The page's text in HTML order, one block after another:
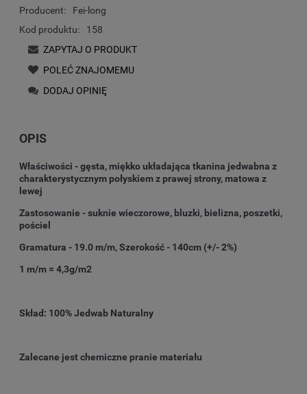
Producent:
Fei-long
Kod produktu:
158
ZAPYTAJ O PRODUKT
POLEĆ ZNAJOMEMU
DODAJ OPINIĘ
OPIS
Właściwości - gęsta, miękko układająca tkanina jedwabna z
charakterystycznym połyskiem z prawej strony, matowa z
lewej
Zastosowanie - suknie wieczorowe, bluzki, bielizna, poszetki,
pościel
Gramatura - 19.0 m/m, Szerokość - 140cm (+/- 2%)
1 m/m = 4,3g/m2
Skład: 100% Jedwab Naturalny
Zalecane jest chemiczne pranie materiału